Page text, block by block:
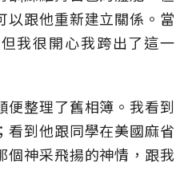
以跟他重新建立關係。當
我很開心我跨出了這一
便整理了舊相簿。我看到
看到他跟同學在美國麻省
個神采飛揚的神情，跟我